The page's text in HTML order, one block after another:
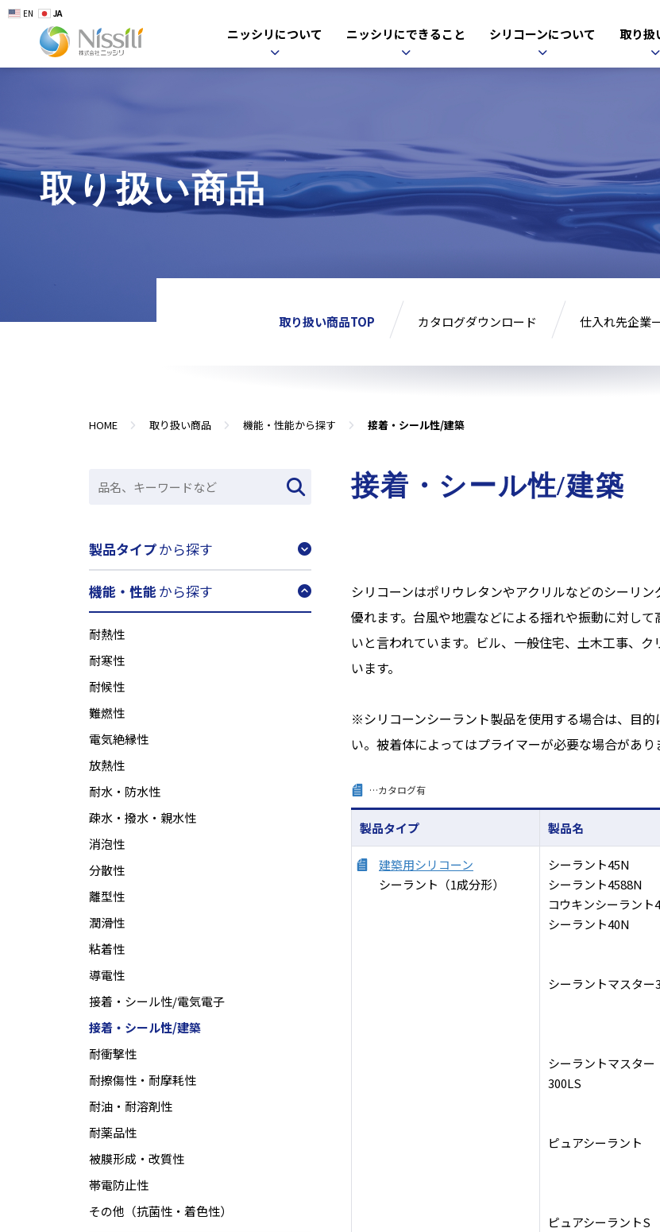
ニッシリについて ニッシリにできること シリコーンについて 取り扱
取り扱い商品
取り扱い商品TOP カタログダウンロード 仕入れ先企業
HOME 取り扱い商品 機能・性能から探す 接着・シール性/建築
製品タイプから探す
機能・性能から探す
耐熱性
耐寒性
耐候性
難燃性
電気絶縁性
放熱性
耐水・防水性
疎水・撥水・親水性
消泡性
分散性
離型性
潤滑性
粘着性
導電性
接着・シール性/電気電子
接着・シール性/建築
耐衝撃性
耐擦傷性・耐摩耗性
耐油・耐溶剤性
耐薬品性
被膜形成・改質性
帯電防止性
その他（抗菌性・着色性）
接着・シール性/建築
シリコーンはポリウレタンやアクリルなどのシーリン
優れます。台風や地震などによる揺れや振動に対し
いと言われています。ビル、一般住宅、土木工事、
います。
※シリコーンシーラント製品を使用する場合は、目
い。 被着体によってはプライマーが必要な場合があり
…カタログ有
製品タイプ 製品名
建築用シリコーン
シーラント（1成分形）
シーラント45N
シーラント4588N
コウキンシーラント
シーラント40N
シーラントマスター
シーラントマスター
300LS
ピュアシーラント
ピュアシーラントS
EN JA